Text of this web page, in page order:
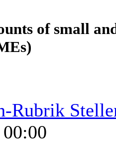
of small
Rubrik